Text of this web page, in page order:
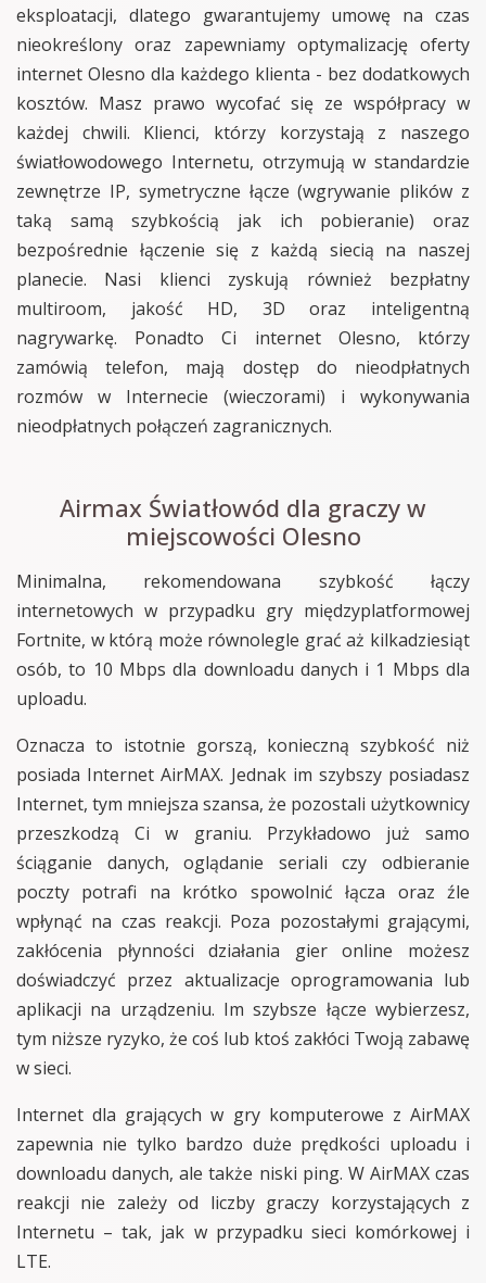
eksploatacji, dlatego gwarantujemy umowę na czas
nieokreślony oraz zapewniamy optymalizację oferty
internet Olesno dla każdego klienta - bez dodatkowych
kosztów. Masz prawo wycofać się ze współpracy w
każdej chwili. Klienci, którzy korzystają z naszego
światłowodowego Internetu, otrzymują w standardzie
zewnętrze IP, symetryczne łącze (wgrywanie plików z
taką samą szybkością jak ich pobieranie) oraz
bezpośrednie łączenie się z każdą siecią na naszej
planecie. Nasi klienci zyskują również bezpłatny
multiroom, jakość HD, 3D oraz inteligentną
nagrywarkę. Ponadto Ci internet Olesno, którzy
zamówią telefon, mają dostęp do nieodpłatnych
rozmów w Internecie (wieczorami) i wykonywania
nieodpłatnych połączeń zagranicznych.
Airmax Światłowód dla graczy w
miejscowości Olesno
Minimalna, rekomendowana szybkość łączy
internetowych w przypadku gry międzyplatformowej
Fortnite, w którą może równolegle grać aż kilkadziesiąt
osób, to 10 Mbps dla downloadu danych i 1 Mbps dla
uploadu.
Oznacza to istotnie gorszą, konieczną szybkość niż
posiada Internet AirMAX. Jednak im szybszy posiadasz
Internet, tym mniejsza szansa, że pozostali użytkownicy
przeszkodzą Ci w graniu. Przykładowo już samo
ściąganie danych, oglądanie seriali czy odbieranie
poczty potrafi na krótko spowolnić łącza oraz źle
wpłynąć na czas reakcji. Poza pozostałymi grającymi,
zakłócenia płynności działania gier online możesz
doświadczyć przez aktualizacje oprogramowania lub
aplikacji na urządzeniu. Im szybsze łącze wybierzesz,
tym niższe ryzyko, że coś lub ktoś zakłóci Twoją zabawę
w sieci.
Internet dla grających w gry komputerowe z AirMAX
zapewnia nie tylko bardzo duże prędkości uploadu i
downloadu danych, ale także niski ping. W AirMAX czas
reakcji nie zależy od liczby graczy korzystających z
Internetu – tak, jak w przypadku sieci komórkowej i
LTE.